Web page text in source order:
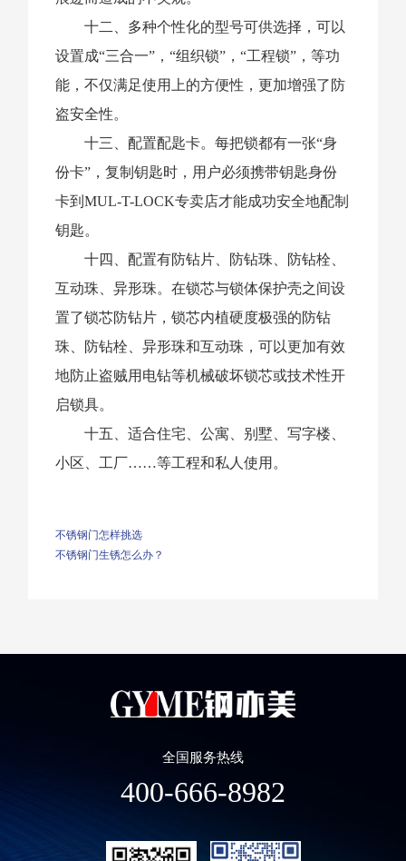
十二、多种个性化的型号可供选择，可以
设置成“三合一”，“组织锁”，“工程锁”，等功
能，不仅满足使用上的方便性，更加增强了防
盗安全性。
十三、配置配匙卡。每把锁都有一张“身
份卡”，复制钥匙时，用户必须携带钥匙身份
卡到MUL-T-LOCK专卖店才能成功安全地配制
钥匙。
十四、配置有防钻片、防钻珠、防钻栓、
互动珠、异形珠。在锁芯与锁体保护壳之间设
置了锁芯防钻片，锁芯内植硬度极强的防钻
珠、防钻栓、异形珠和互动珠，可以更加有效
地防止盗贼用电钻等机械破坏锁芯或技术性开
启锁具。
十五、适合住宅、公寓、别墅、写字楼、
小区、工厂……等工程和私人使用。
不锈钢门怎样挑选
不锈钢门生锈怎么办？
全国服务热线
400-666-8982